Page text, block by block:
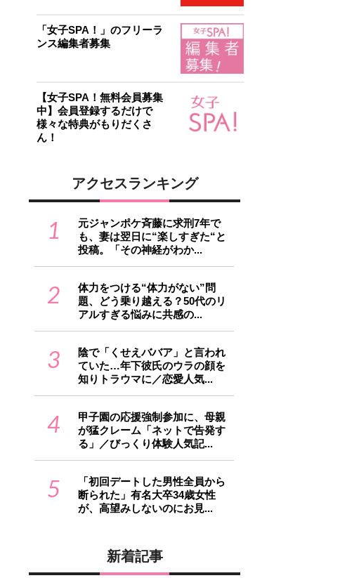
「女子SPA！」のフリーラ
ンス編集者募集
【女子SPA！無料会員募集
中】会員登録するだけで
様々な特典がもりだくさ
ん！
アクセスランキング
1
元ジャンポケ斉藤に求刑7年で
も、妻は翌日に“楽しすぎた“と
投稿。「その神経がわか...
2
体力をつける“体力がない”問
題、どう乗り越える？50代のリ
アルすぎる悩みに共感の...
3
陰で「くせえババア」と言われ
ていた…年下彼氏のウラの顔を
知りトラウマに／恋愛人気...
4
甲子園の応援強制参加に、母親
が猛クレーム「ネットで告発す
る」／びっくり体験人気記...
5
「初回デートした男性全員から
断られた」有名大卒34歳女性
が、高望みしないのにお見...
新着記事